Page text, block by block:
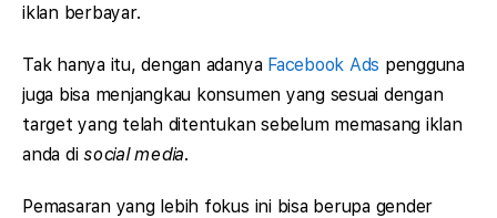
iklan berbayar.
Tak hanya itu, dengan adanya Facebook Ads pengguna
juga bisa menjangkau konsumen yang sesuai dengan
target yang telah ditentukan sebelum memasang iklan
anda disocial media.
Pemasaran yang lebih fokus ini bisa berupa gender